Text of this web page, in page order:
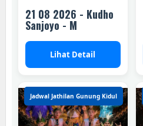
21 08 2026 - Kudho
Sanjoyo - M
Lihat Detail
Jadwal Jathilan Gunung Kidul